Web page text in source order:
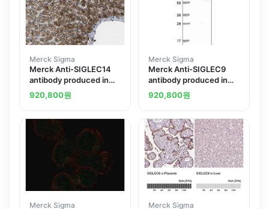
Merck Sigma
Merck Anti-SIGLEC14
antibody produced in
rabbit
920,800원
Merck Sigma
Merck Anti-SIGLEC9
antibody produced in
rabbit
920,800원
Merck Sigma Merck Sigma